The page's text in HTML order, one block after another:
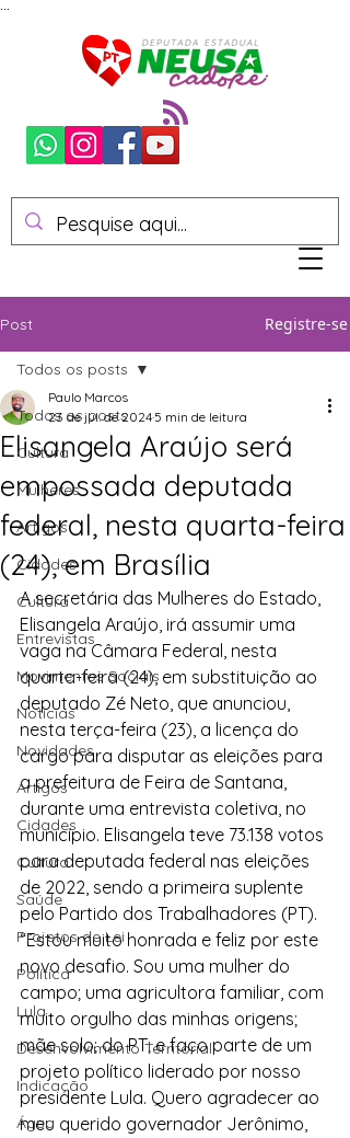
Post Registre-se
Todos os posts
Cultura
Mulheres
Artigos
Cidades
Cultura
Entrevistas
Movimentos Sociais
Notícias
Novidades
Artigos
Cidades
Cultura
Saúde
Projetos de Lei
Política
Lula
Desenvolvimento Territorial
Indicação
Água
Todos os posts
Elisangela Araújo será
empossada deputada
federal, nesta quarta-feira
(24), em Brasília
Paulo Marcos
23 de jul. de 20245 min de leitura
A secretária das Mulheres do Estado,
Elisangela Araújo, irá assumir uma
vaga na Câmara Federal, nesta
quarta-feira (24), em substituição ao
deputado Zé Neto, que anunciou,
nesta terça-feira (23), a licença do
cargo para disputar as eleições para
a prefeitura de Feira de Santana,
durante uma entrevista coletiva, no
município. Elisangela teve 73.138 votos
para deputada federal nas eleições
de 2022, sendo a primeira suplente
pelo Partido dos Trabalhadores (PT).
“Estou muito honrada e feliz por este
novo desafio. Sou uma mulher do
campo; uma agricultora familiar, com
muito orgulho das minhas origens;
mãe solo; do PT; e faço parte de um
projeto político liderado por nosso
presidente Lula. Quero agradecer ao
meu querido governador Jerônimo,